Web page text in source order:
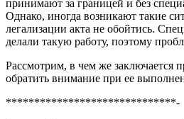
принимают за границей и без
Однако, иногда возникают такие
легализации акта не обойтись.
делали такую работу, поэтому
Рассмотрим, в чем же заключается
обратить внимание при ее
******************************-